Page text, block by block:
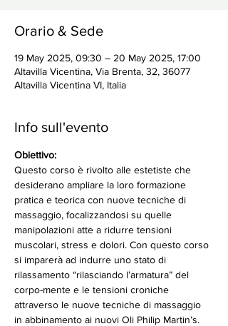
Orario & Sede
19 May 2025, 09:30 – 20 May 2025, 17:00
Altavilla Vicentina, Via Brenta, 32, 36077
Altavilla Vicentina VI, Italia
Info sull'evento
Obiettivo:
Questo corso è rivolto alle estetiste che
desiderano ampliare la loro formazione
pratica e teorica con nuove tecniche di
massaggio, focalizzandosi su quelle
manipolazioni atte a ridurre tensioni
muscolari, stress e dolori. Con questo corso
si imparerà ad indurre uno stato di
rilassamento “rilasciando l’armatura” del
corpo-mente e le tensioni croniche
attraverso le nuove tecniche di massaggio
in abbinamento ai nuovi Oli Philip Martin’s.